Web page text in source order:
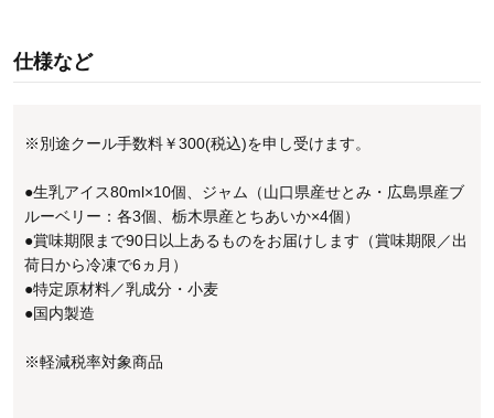
仕様など
※別途クール手数料￥300(税込)を申し受けます。
●生乳アイス80ml×10個、ジャム（山口県産せとみ・広島県産ブ
ルーベリー：各3個、栃木県産とちあいか×4個）
●賞味期限まで90日以上あるものをお届けします（賞味期限／出
荷日から冷凍で6ヵ月）
●特定原材料／乳成分・小麦
●国内製造
※軽減税率対象商品